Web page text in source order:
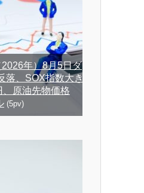
年）8月5日ダ
落、SOX指数大き
原油先物価格
(5pv)